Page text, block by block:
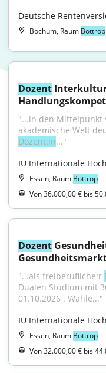
Deutsche
Bochum, Raum Bottrop
Dozent
"...in den Mittelpunkt
Dozent:in..."
IU Internationale
Essen, Raum Bottrop
Von 36.000,00 € bis
Dozent
"...als freiberufliche:r
Dualen Studium mit
01.10.2026 . Wähle..."
IU Internationale
Essen, Raum Bottrop
Von 32.000,00 € bis